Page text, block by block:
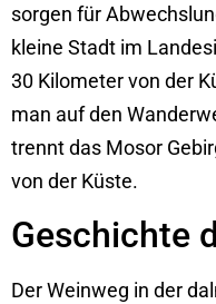
sorgen für
kleine Stadt im
30 Kilometer von der
man auf den
trennt das Mosor
von der Küste.
Geschichte
Der Weinweg in der